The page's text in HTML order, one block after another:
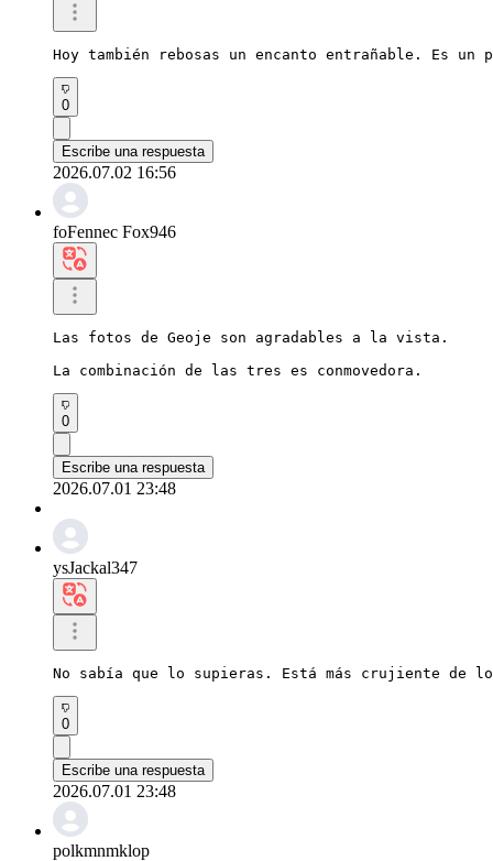
Hoy también rebosas un encanto entrañable. Es
0
Escribe una respuesta
2026.07.02 16:56
foFennec Fox946
Las fotos de Geoje son agradables a la vista.
La combinación de las tres es conmovedora.
0
Escribe una respuesta
2026.07.01 23:48
ysJackal347
No sabía que lo supieras. Está más crujiente de lo
0
Escribe una respuesta
2026.07.01 23:48
polkmnmklop